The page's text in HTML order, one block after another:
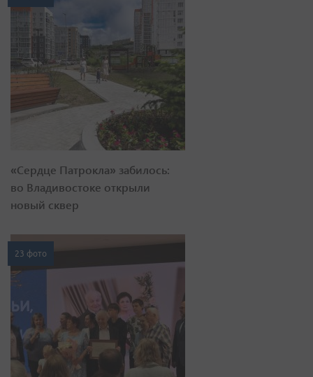
«Сердце Патрокла» забилось:
во Владивостоке открыли
новый сквер
23 фото